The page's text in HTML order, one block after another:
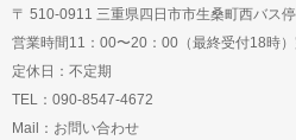
〒 510-0911 三重県四日市市生桑町西バス
営業時間11：00〜20：00（最終受付18時
定休日：不定期
TEL：090-8547-4672
Mail： お問い合わせ